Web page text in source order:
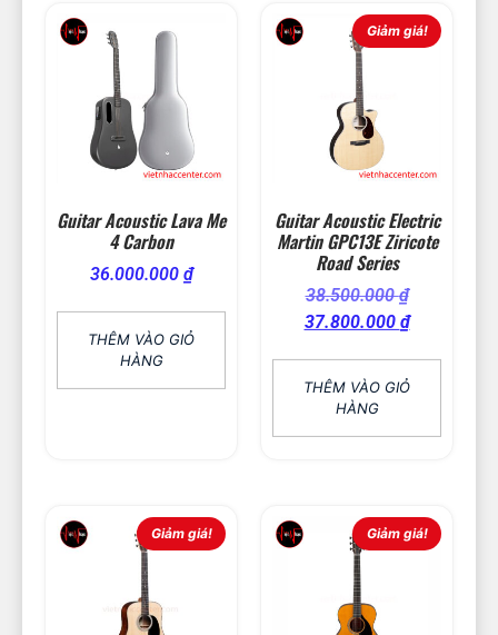
Guitar Acoustic Lava Me
4 Carbon
36.000.000 ₫
THÊM VÀO GIỎ
HÀNG
Giảm giá!
Guitar Acoustic Electric
Martin GPC13E Ziricote
Road Series
38.500.000₫
37.800.000 ₫
THÊM VÀO GIỎ
HÀNG
Giảm giá! Giảm giá!